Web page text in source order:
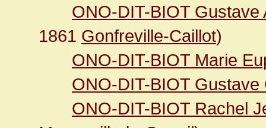
ONO-DIT-BIOT Gustave
1861 Gonfreville-Caillot)
ONO-DIT-BIOT Marie
ONO-DIT-BIOT Gustave
ONO-DIT-BIOT Rachel